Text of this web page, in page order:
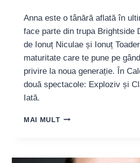
Anna este o tânără aflată în
face parte din trupa Brightside
de Ionuț Niculae și Ionuț
maturitate care te pune pe
privire la noua generație. În
două spectacole: Exploziv și
Iată.
MAI MULTANNA
“TEATRUL